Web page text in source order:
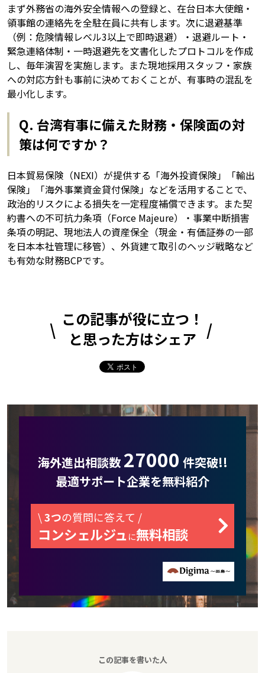
まず外務省の海外安全情報への登録と、在台日本大使館・
領事館の連絡先を全駐在員に共有します。次に退避基準
（例：危険情報レベル3以上で即時退避）・退避ルート・
緊急連絡体制・一時退避先を文書化したプロトコルを作成
し、毎年演習を実施します。また現地採用スタッフ・家族
への対応方針も事前に決めておくことが、有事時の混乱を
最小化します。
Q. 台湾有事に備えた財務・保険面の対
策は何ですか？
日本貿易保険（NEXI）が提供する「海外投資保険」「輸出
保険」「海外事業資金貸付保険」などを活用することで、
政治的リスクによる損失を一定程度補償できます。また契
約書への不可抗力条項（Force Majeure）・事業中断損害
条項の明記、現地法人の資産保全（現金・有価証券の一部
を日本本社管理に移管）、外貨建て取引のヘッジ戦略など
も有効な財務BCPです。
この記事が役に立つ！
と思った方はシェア
海外進出相談数 27000 件突破!!
最適サポート企業を無料紹介
\3つの質問に答えて /
コンシェルジュ に無料相談
この記事を書いた人